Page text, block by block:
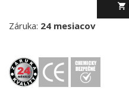
Záruka: 24 mesiacov